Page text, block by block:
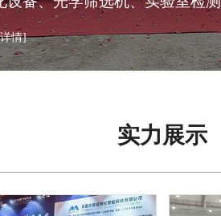
情]
实力展示